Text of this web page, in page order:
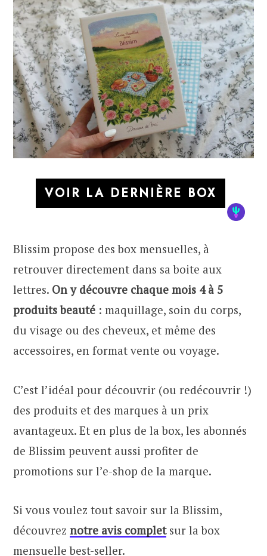
VOIR LA DERNIÈRE BOX
Blissim propose des box mensuelles, à
retrouver directement dans sa boite aux
lettres. On y découvre chaque mois 4 à 5
produits beauté : maquillage, soin du corps,
du visage ou des cheveux, et même des
accessoires, en format vente ou voyage.
C’est l’idéal pour découvrir (ou redécouvrir !)
des produits et des marques à un prix
avantageux. Et en plus de la box, les abonnés
de Blissim peuvent aussi profiter de
promotions sur l’e-shop de la marque.
Si vous voulez tout savoir sur la Blissim,
découvrez notre avis completsur la box
mensuelle best-seller.